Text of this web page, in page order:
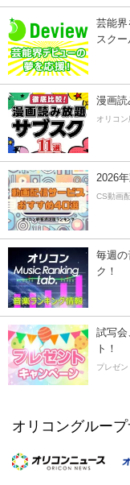
芸能界
スク
漫画読
オリコ
2026
CS動画
毎週の
ク！
試写会
ト！
プレゼ
オリコングループ